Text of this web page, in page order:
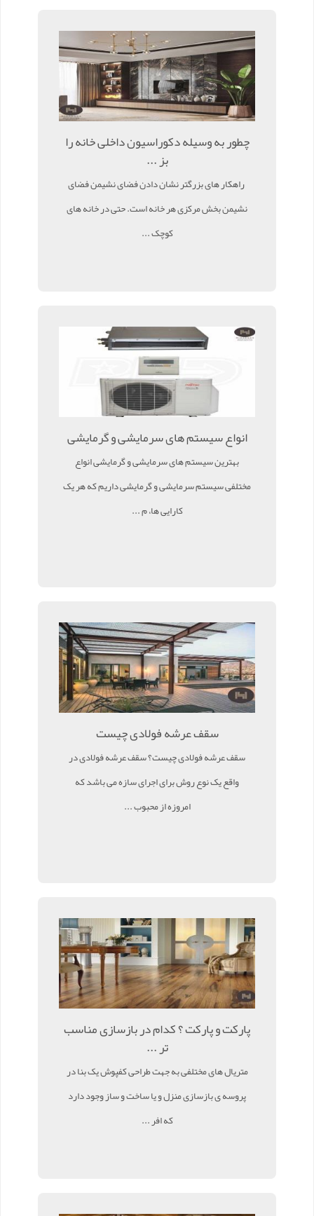
چطور به وسیله دکوراسیون داخلی خانه را
بز ...
راهکار های بزرگتر نشان دادن فضای نشیمن فضای
نشیمن بخش مرکزی هر خانه است. حتی در خانه های
کوچک ...
انواع سیستم های سرمایشی و گرمایشی
بهترین سیستم های سرمایشی و گرمایشی انواع
مختلفی سیستم سرمایشی و گرمایشی داریم که هر یک
کارایی ها، م ...
سقف عرشه فولادی چیست
سقف عرشه فولادی چیست؟ سقف عرشه فولادی در
واقع یک نوع روش برای اجرای سازه می باشد که
امروزه از محبوب ...
پارکت و پارکت ؟ کدام در بازسازی مناسب
تر ...
متریال های مختلفی به جهت طراحی کفپوش یک بنا در
پروسه ی بازسازی منزل و یا ساخت و ساز وجود دارد
که افر ...